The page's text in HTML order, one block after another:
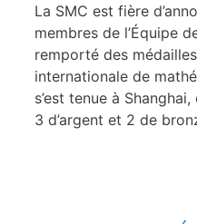
La SMC est fière
membres de l’Équipe
remporté des
internationale de
s’est tenue à
3 d’argent et 2 de